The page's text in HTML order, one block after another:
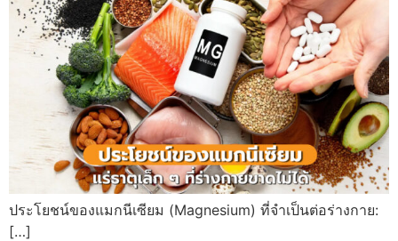
ประโยชน์ของแมกนีเซียม (Magnesium) ที่จำเป็นต่อร่างกาย:
[…]